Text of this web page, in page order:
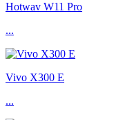
Hotwav W11 Pro
...
Vivo X300 E
...